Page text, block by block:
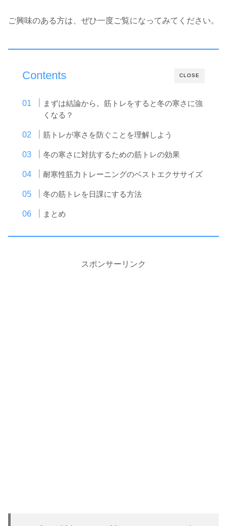
ご興味のある方は、ぜひ一度ご覧になってみてください。
CLOSE
Contents
まずは結論から。筋トレをすると冬の寒さに強
くなる？
筋トレが寒さを防ぐことを理解しよう
冬の寒さに対抗するための筋トレの効果
耐寒性筋力トレーニングのベストエクササイズ
冬の筋トレを日課にする方法
まとめ
スポンサーリンク